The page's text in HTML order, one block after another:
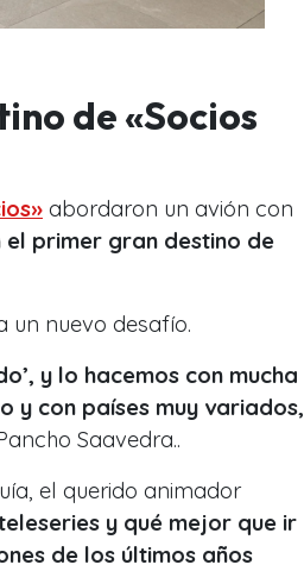
de «Socios
abordaron un avión con
primer gran destino de
un nuevo desafío.
y lo hacemos con mucha
y con países muy variados,
Saavedra..
el querido animador
y qué mejor que ir
de los últimos años